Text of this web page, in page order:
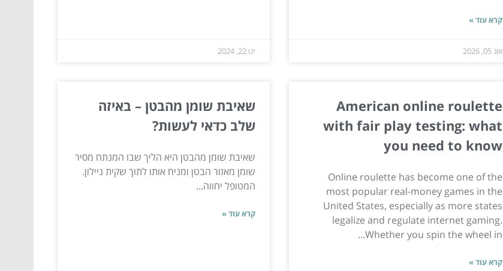
קרא עוד »
אוג 05, 2026 ינו 22, 2024
American online roulette
with fair play testing: what
you need to know
Online roulette has become one of the
most popular real-money games in the
United States, especially as more states
legalize and regulate internet gaming.
Whether you spin the wheel in...
קרא עוד »
שאיבת שומן מהבטן – באיזה
שלב כדאי לעשות?
שאיבת שומן מהבטן היא הליך שבו המנתח מסיר
שומן מאזור הבטן ומניח אותו לתוך שקית ניילון.
המטופל יחווה...
קרא עוד »